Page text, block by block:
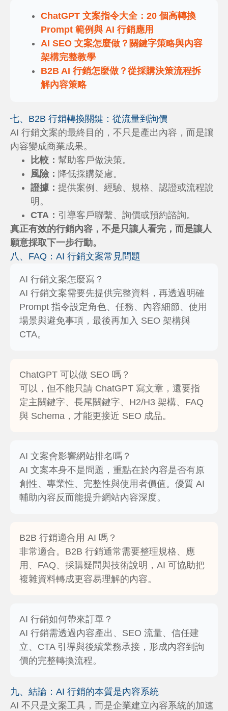
ChatGPT 文案指令大全：20 個高轉換
Prompt 範例與 AI 行銷應用
AI SEO 文案怎麼做？關鍵字策略與內容
架構完整教學
B2B AI 行銷怎麼做？從採購決策流程拆
解內容策略
七、B2B 行銷轉換關鍵：從流量到詢價
AI 行銷文案的最終目的，不只是產出內容，而是讓
內容變成商業成果。
比較： 幫助客戶做決策。
風險： 降低採購疑慮。
證據： 提供案例、經驗、規格、認證或流程說
明。
CTA： 引導客戶聯繫、詢價或預約諮詢。
真正有效的行銷內容，不是只讓人看完，而是讓人
願意採取下一步行動。
八、FAQ：AI 行銷文案常見問題
AI 行銷文案怎麼寫？
AI 行銷文案需要先提供完整資料，再透過明確
Prompt 指令設定角色、任務、內容細節、使用
場景與避免事項，最後再加入 SEO 架構與
CTA。
ChatGPT 可以做 SEO 嗎？
可以，但不能只請 ChatGPT 寫文章，還要指
定主關鍵字、長尾關鍵字、H2/H3 架構、FAQ
與 Schema，才能更接近 SEO 成品。
AI 文案會影響網站排名嗎？
AI 文案本身不是問題，重點在於內容是否有原
創性、專業性、完整性與使用者價值。優質 AI
輔助內容反而能提升網站內容深度。
B2B 行銷適合用 AI 嗎？
非常適合。B2B 行銷通常需要整理規格、應
用、FAQ、採購疑問與技術說明，AI 可協助把
複雜資料轉成更容易理解的內容。
AI 行銷如何帶來訂單？
AI 行銷需透過內容產出、SEO 流量、信任建
立、CTA 引導與後續業務承接，形成內容到詢
價的完整轉換流程。
九、結論：AI 行銷的本質是內容系統
AI 不只是文案工具，而是企業建立內容系統的加速